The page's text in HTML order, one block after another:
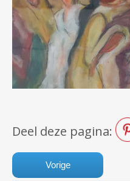
Deel deze pagina:
Vorige